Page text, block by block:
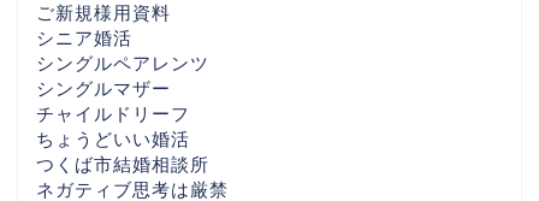
ご新規様用資料
シニア婚活
シングルペアレンツ
シングルマザー
チャイルドリーフ
ちょうどいい婚活
つくば市結婚相談所
ネガティブ思考は厳禁